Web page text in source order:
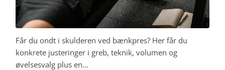
Får du ondt i skulderen ved bænkpres? Her får du
konkrete justeringer i greb, teknik, volumen og
øvelsesvalg plus en…